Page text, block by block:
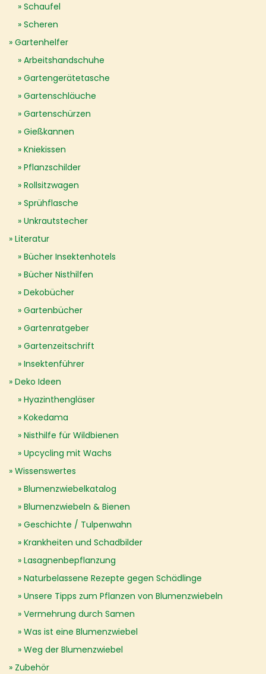
Schaufel
Scheren
Gartenhelfer
Arbeitshandschuhe
Gartengerätetasche
Gartenschläuche
Gartenschürzen
Gießkannen
Kniekissen
Pflanzschilder
Rollsitzwagen
Sprühflasche
Unkrautstecher
Literatur
Bücher Insektenhotels
Bücher Nisthilfen
Dekobücher
Gartenbücher
Gartenratgeber
Gartenzeitschrift
Insektenführer
Deko Ideen
Hyazinthengläser
Kokedama
Nisthilfe für Wildbienen
Upcycling mit Wachs
Wissenswertes
Blumenzwiebelkatalog
Blumenzwiebeln & Bienen
Geschichte / Tulpenwahn
Krankheiten und Schadbilder
Lasagnenbepflanzung
Naturbelassene Rezepte gegen Schädlinge
Unsere Tipps zum Pflanzen von Blumenzwiebeln
Vermehrung durch Samen
Was ist eine Blumenzwiebel
Weg der Blumenzwiebel
Zubehör